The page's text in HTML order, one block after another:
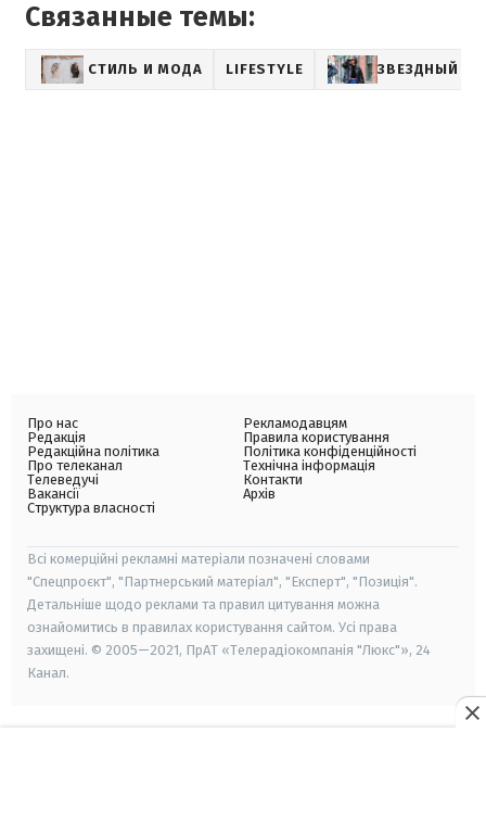
Связанные темы:
СТИЛЬ И МОДА LIFESTYLE ЗВЕЗДНЫЙ
Про нас
Редакція
Редакційна політика
Про телеканал
Телеведучі
Вакансії
Структура власності
Рекламодавцям
Правила користування
Політика конфіденційності
Технічна інформація
Контакти
Архів
Всі комерційні рекламні матеріали позначені словами
"Спецпроєкт", "Партнерський матеріал", "Експерт", "Позиція".
Детальніше щодо реклами та правил цитування можна
ознайомитись в правилах користування сайтом. Усі права
захищені. © 2005—2021, ПрАТ «Телерадіокомпанія "Люкс"», 24
Канал.